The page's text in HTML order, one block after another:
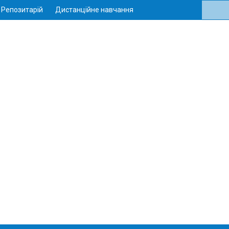
Репозитарій Дистанційне навчання